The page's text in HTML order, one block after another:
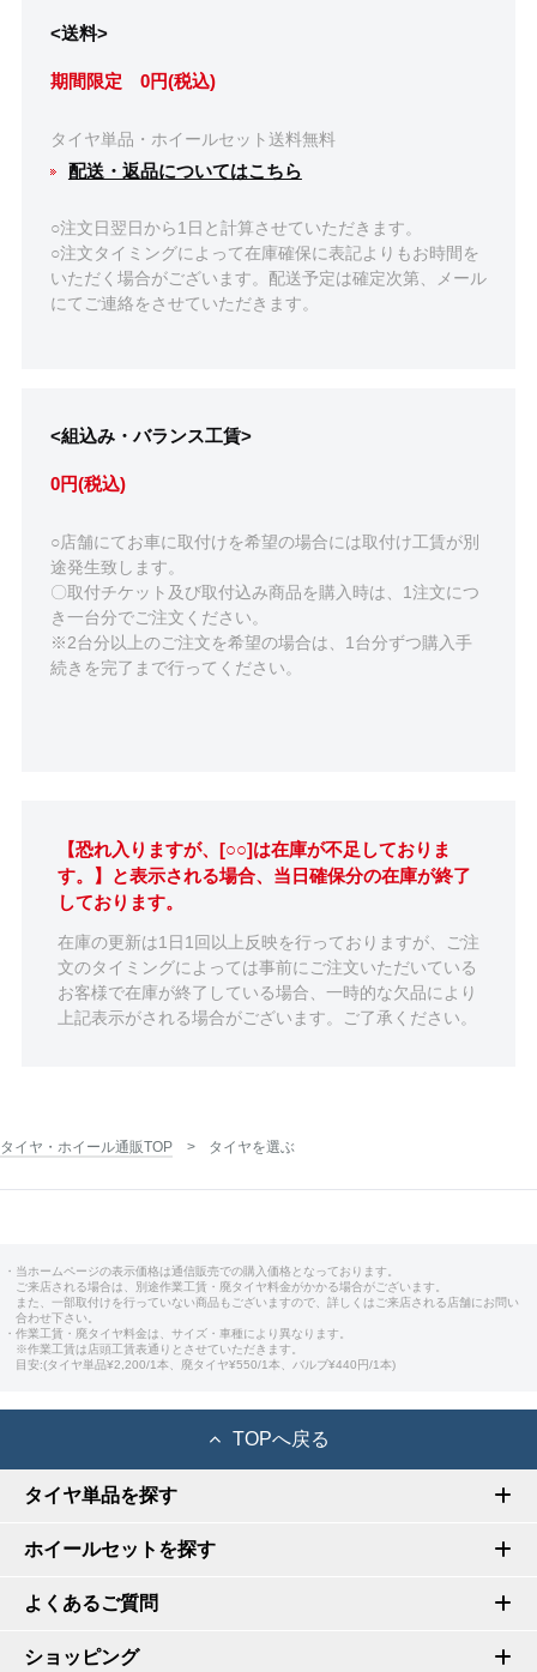
<送料>
期間限定 0円(税込)
タイヤ単品・ホイールセット送料無料
配送・返品についてはこちら
○注文日翌日から1日と計算させていただきます。
○注文タイミングによって在庫確保に表記よりもお時間を
いただく場合がございます。配送予定は確定次第、メール
にてご連絡をさせていただきます。
<組込み・バランス工賃>
0円(税込)
○店舗にてお車に取付けを希望の場合には取付け工賃が別
途発生致します。
〇取付チケット及び取付込み商品を購入時は、1注文につ
き一台分でご注文ください。
※2台分以上のご注文を希望の場合は、1台分ずつ購入手
続きを完了まで行ってください。
【恐れ入りますが、[○○]は在庫が不足しておりま
す。】と表示される場合、当日確保分の在庫が終了
しております。
在庫の更新は1日1回以上反映を行っておりますが、ご注
文のタイミングによっては事前にご注文いただいている
お客様で在庫が終了している場合、一時的な欠品により
上記表示がされる場合がございます。ご了承ください。
タイヤ・ホイール通販TOP タイヤを選ぶ
・当ホームページの表示価格は通信販売での購入価格となっております。
ご来店される場合は、別途作業工賃・廃タイヤ料金がかかる場合がございます。
また、一部取付けを行っていない商品もございますので、詳しくはご来店される店舗にお問い
合わせ下さい。
・作業工賃・廃タイヤ料金は、サイズ・車種により異なります。
※作業工賃は店頭工賃表通りとさせていただきます。
目安:(タイヤ単品¥2,200/1本、廃タイヤ¥550/1本、バルブ¥440円/1本)
TOPへ戻る
タイヤ単品を探す
ホイールセットを探す
よくあるご質問
ショッピング